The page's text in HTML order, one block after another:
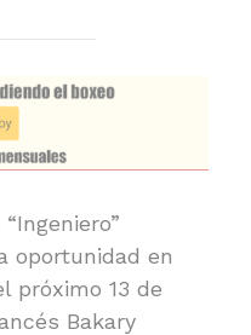
oportunidad en
próximo 13 de
Bakary